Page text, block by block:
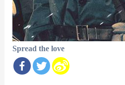
Spread the love